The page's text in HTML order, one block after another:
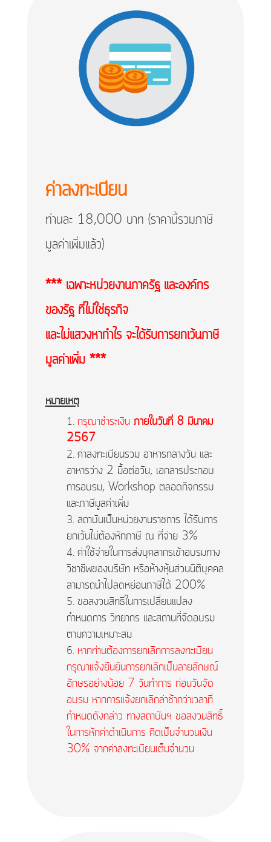
ค่าลงทะเบียน
ท่านละ 18,000 บาท (ราคานี้รวมภาษี
มูลค่าเพิ่มแล้ว)
*** เฉพาะหน่วยงานภาครัฐ และองค์กร
ของรัฐ ที่ไม่ใช่ธุรกิจ
และไม่แสวงหากำไร จะได้รับการยกเว้นภาษี
มูลค่าเพิ่ม ***
หมายเหตุ
กรุณาชำระเงิน ภายในวันที่ 8 มีนาคม
2567
ค่าลงทะเบียนรวม อาหารกลางวัน และ
อาหารว่าง 2 มื้อต่อวัน, เอกสารประกอบ
การอบรม, Workshop ตลอดกิจกรรม
และภาษีมูลค่าเพิ่ม
สถาบันเป็นหน่วยงานราชการ ได้รับการ
ยกเว้นไม่ต้องหักภาษี ณ ที่จ่าย 3%
ค่าใช้จ่ายในการส่งบุคลากรเข้าอบรมทาง
วิชาชีพของบริษัท หรือห้างหุ้นส่วนนิติบุคคล
สามารถนำไปลดหย่อนภาษีได้ 200%
ขอสงวนสิทธิในการเปลี่ยนแปลง
กำหนดการ วิทยากร และสถานที่จัดอบรม
ตามความเหมาะสม
หากท่านต้องการยกเลิกการลงทะเบียน
กรุณาแจ้งยืนยันการยกเลิกเป็นลายลักษณ์
อักษรอย่างน้อย 7 วันทำการ ก่อนวันจัด
อบรม หากการแจ้งยกเลิกล่าช้ากว่าเวลาที่
กำหนดดังกล่าว ทางสถาบันฯ ขอสงวนสิทธิ์
ในการหักค่าดำเนินการ คิดเป็นจำนวนเงิน
30% จากค่าลงทะเบียนเต็มจำนวน